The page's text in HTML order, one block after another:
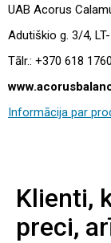
UAB Acorus
Adutiškio g. 3/4,
Tālr.: +370 618
Informācija par
Klienti,
preci,